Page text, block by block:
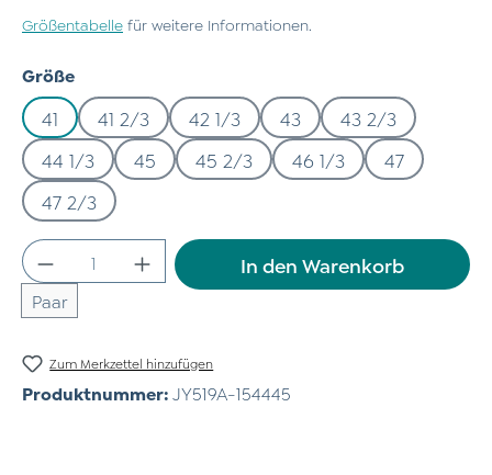
Größentabelle für weitere Informationen.
Größeauswählen
41 41 2/3 42 1/3 43
43 2/3
44 1/3
45 45 2/3 46 1/3
47
47 2/3
Produkt Anzahl: Gib den gewünschten
Paar
In den Warenkorb
Zum Merkzettel hinzufügen
Produktnummer: JY519A-154445